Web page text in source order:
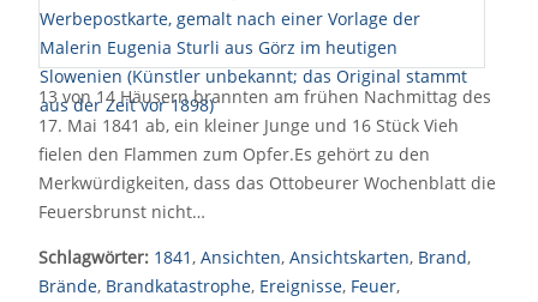
13 von 14 Häusern brannten am frühen Nachmittag des
17. Mai 1841 ab, ein kleiner Junge und 16 Stück Vieh
fielen den Flammen zum Opfer.Es gehört zu den
Merkwürdigkeiten, dass das Ottobeurer Wochenblatt die
Feuersbrunst nicht…
Schlagwörter: 1841, Ansichten, Ansichtskarten, Brand,
Brände, Brandkatastrophe, Ereignisse, Feuer,